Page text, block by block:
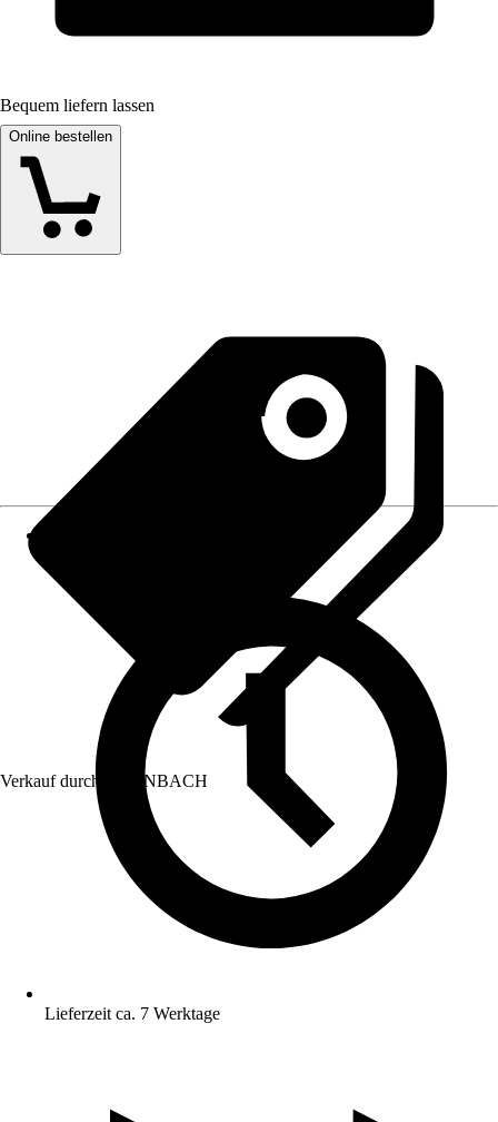
Bequem liefern lassen
Online bestellen
Verkauf durch: HORNBACH
Lieferzeit ca. 7 Werktage